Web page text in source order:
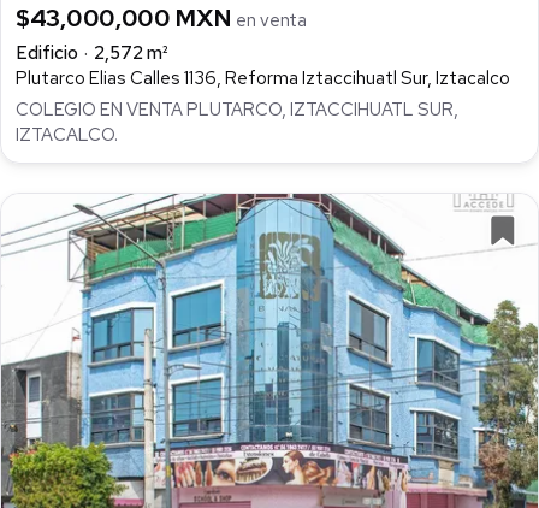
$43,000,000 MXN en venta
Edificio
2,572 m²
Plutarco Elias Calles 1136, Reforma Iztaccihuatl Sur, Iztacalco
COLEGIO EN VENTA PLUTARCO, IZTACCIHUATL SUR,
IZTACALCO.